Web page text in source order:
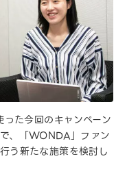
た今回のキャンペーン
、「WONDA」ファン
う新たな施策を検討し